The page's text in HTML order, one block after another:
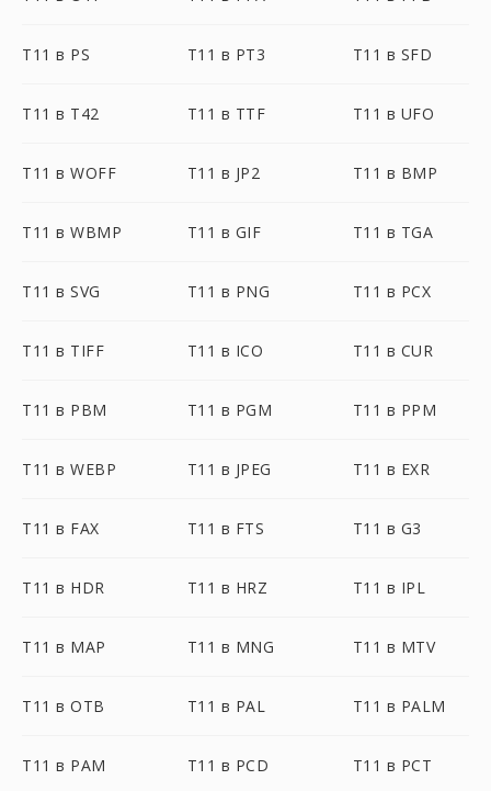
T11 в PS T11 в PT3 T11 в SFD
T11 в T42 T11 в TTF T11 в UFO
T11 в WOFF T11 в JP2 T11 в BMP
T11 в WBMP T11 в GIF T11 в TGA
T11 в SVG T11 в PNG T11 в PCX
T11 в TIFF T11 в ICO T11 в CUR
T11 в PBM T11 в PGM T11 в PPM
T11 в WEBP T11 в JPEG T11 в EXR
T11 в FAX T11 в FTS T11 в G3
T11 в HDR T11 в HRZ T11 в IPL
T11 в MAP T11 в MNG T11 в MTV
T11 в OTB T11 в PAL T11 в PALM
T11 в PAM T11 в PCD T11 в PCT